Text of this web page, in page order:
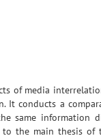
of media
conducts a
same information
the main thesis